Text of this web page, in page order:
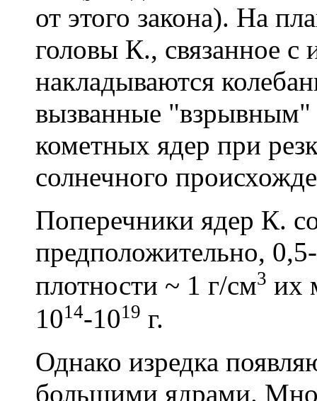
от этого закона). На
головы К., связанное
накладываются
вызванные "взрывным"
кометных ядер при
солнечного
Поперечники ядер К.
предположительно,
плотности ~ 1 г/см3 их
1014-1019 г.
Однако изредка
большими ядрами.